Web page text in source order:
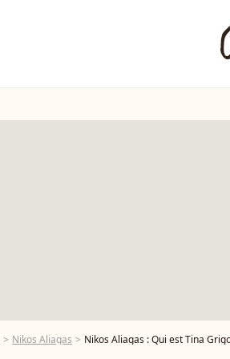
Nikos Aliagas Nikos Aliagas : Qui est Tina